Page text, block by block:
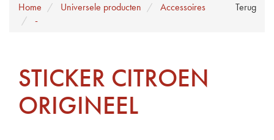
Terug
Home Universele producten
Accessoires
-
STICKER CITROEN
ORIGINEEL